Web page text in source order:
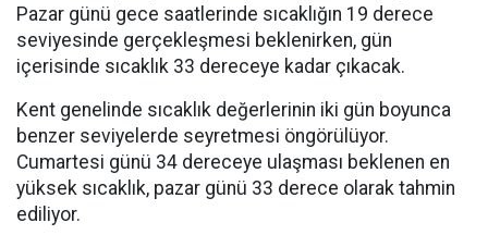
Pazar günü gece saatlerinde sıcaklığın 19 derece
seviyesinde gerçekleşmesi beklenirken, gün
içerisinde sıcaklık 33 dereceye kadar çıkacak.
Kent genelinde sıcaklık değerlerinin iki gün boyunca
benzer seviyelerde seyretmesi öngörülüyor.
Cumartesi günü 34 dereceye ulaşması beklenen en
yüksek sıcaklık, pazar günü 33 derece olarak tahmin
ediliyor.